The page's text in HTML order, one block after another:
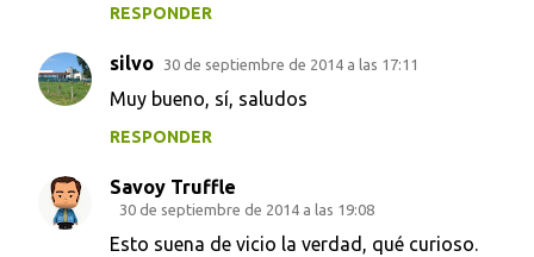
r
RESPONDER
silvo 30 de septiembre de 2014 a las 17:11
Muy bueno, sí, saludos
RESPONDER
Savoy Truffle
30 de septiembre de 2014 a las 19:08
Esto suena de vicio la verdad, qué curioso.